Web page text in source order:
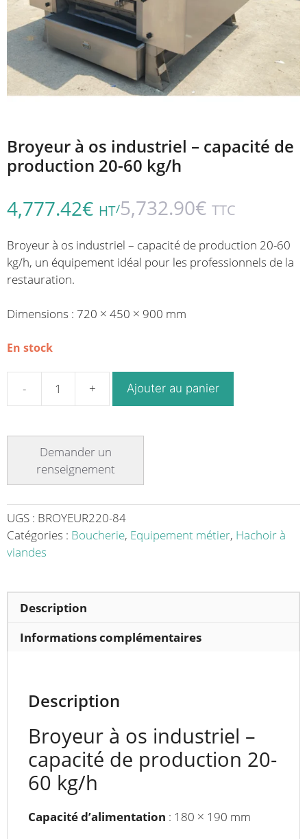
Broyeur à os industriel – capacité de
production 20-60 kg/h
4,777.42€ HT/5,732.90€ TTC
Broyeur à os industriel – capacité de production 20-60
kg/h, un équipement idéal pour les professionnels de la
restauration.
Dimensions : 720 × 450 × 900 mm
En stock
quantité
à
os
industriel
capacité
de
Ajouter au panier
UGS : BROYEUR220-84
Catégories : Boucherie, Equipement métier, Hachoir à
viandes
Description
Informations complémentaires
Description
Broyeur à os industriel –
capacité de production 20-
60 kg/h
Capacité d’alimentation : 180 × 190 mm